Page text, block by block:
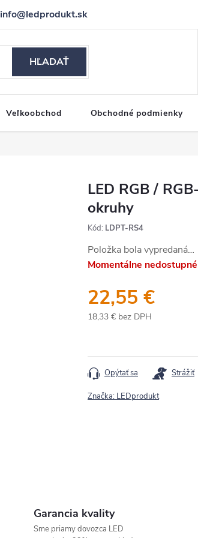
info@ledprodukt.sk
HĽADAŤ
Veľkoobchod Obchodné podmienky
LED RGB /
okruhy
Kód: LDPT-RS4
Položka bola vypredaná…
Momentálne nedostupné
22,55 €
18,33 € bez DPH
Opýtať sa Strážiť
Značka: LEDprodukt
Garancia kvality
Sme priamy dovozca LED